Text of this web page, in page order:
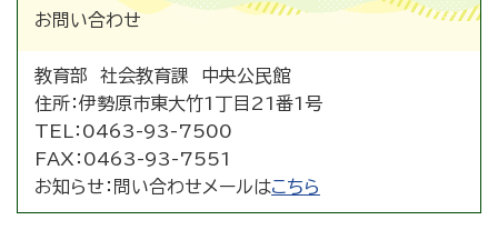
お問い合わせ
教育部 社会教育課 中央公民館
住所：伊勢原市東大竹1丁目21番1号
TEL： 0463-93-7500
FAX： 0463-93-7551
お知らせ： 問い合わせメールはこちら